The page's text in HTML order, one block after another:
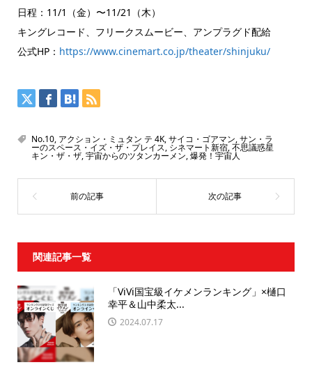
日程：11/1（金）〜11/21（木）
キングレコード、フリークスムービー、アンプラグド配給
公式HP： https://www.cinemart.co.jp/theater/shinjuku/
No.10, アクション・ミュタン テ 4K,サイコ・ゴアマン,サン・ラ
ーのスペース・イズ・ザ・プレイス, シネマート新宿,不思議惑星
キン・ザ・ザ,宇宙からのツタンカーメン,爆発！宇宙人
関連記事一覧
「ViVi国宝級イケメンランキング」×樋口
幸平＆山中柔太...
2024.07.17